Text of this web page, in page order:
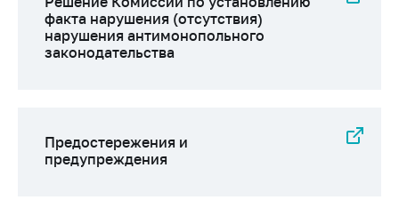
факта нарушения (отсутствия)
нарушения антимонопольного
законодательства
Предостережения и
предупреждения